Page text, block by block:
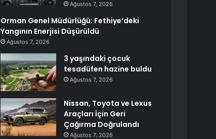
Ağustos 7, 2026
Orman Genel Müdürlüğü: Fethiye’deki
Yangının Enerjisi Düşürüldü
Ağustos 7, 2026
3 yaşındaki çocuk
tesadüfen hazine buldu
Ağustos 7, 2026
Nissan, Toyota ve Lexus
Araçları İçin Geri
Çağırma Doğrulandı
Ağustos 7, 2026